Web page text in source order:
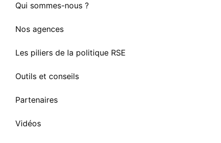
Qui sommes-nous ?
Nos agences
Les piliers de la politique RSE
Outils et conseils
Partenaires
Vidéos